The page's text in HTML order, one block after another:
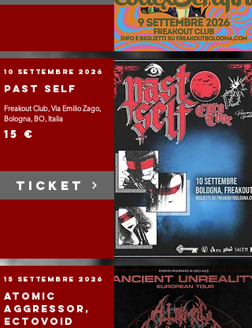
10 settembre 2026
Past Self
Freakout Club, Via Emilio Zago,
Bologna, BO, Italia
15 €
TICKET
15 settembre 2026
Atomic
Aggressor,
Ectovoid